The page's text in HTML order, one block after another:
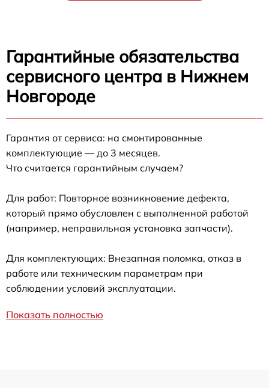
Гарантийные обязательства
сервисного центра в Нижнем
Новгороде
Гарантия от сервиса: на смонтированные
комплектующие — до 3 месяцев.
Что считается гарантийным случаем?
Для работ: Повторное возникновение дефекта,
который прямо обусловлен с выполненной работой
(например, неправильная установка запчасти).
Для комплектующих: Внезапная поломка, отказ в
работе или техническим параметрам при
соблюдении условий эксплуатации.
Показать полностью